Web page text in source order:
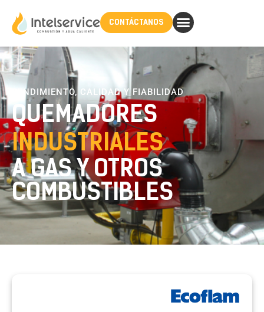
CONTÁCTANOS
RENDIMIENTO, CALIDAD Y FIABILIDAD
QUEMADORES
INDUSTRIALES
A GAS Y OTROS
COMBUSTIBLES